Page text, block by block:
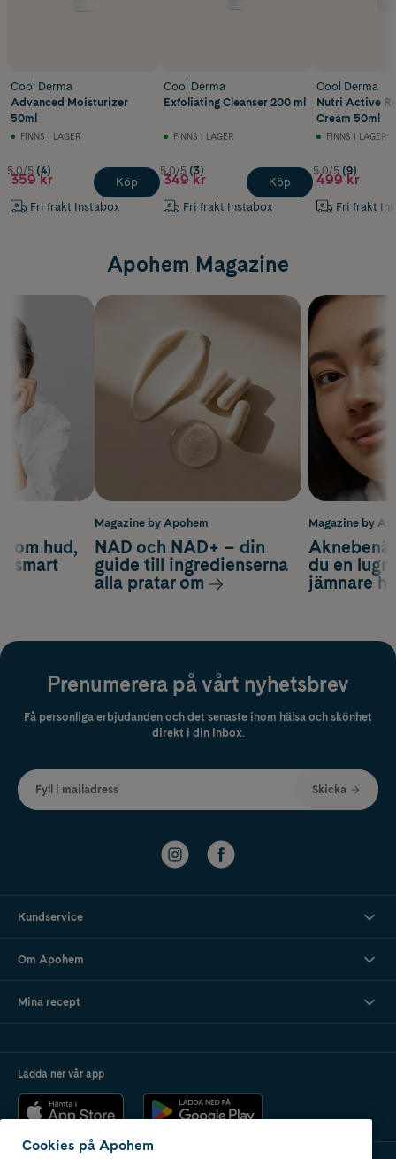
Cool Derma
Advanced Moisturizer
50ml
FINNS I LAGER
5.0/5 (4)
359 kr
Fri frakt Instabox
Köp
Cool Derma
Exfoliating Cleanser 200 ml
FINNS I LAGER
5.0/5 (3)
349 kr
Fri frakt Instabox
Köp
Cool Derma
Nutri Active
Cream 50ml
FINNS I LAGER
5.0/5 (9)
499 kr
Fri frakt
Apohem Magazine
Magazine by
du en
jämnare
om hud,
smart
Magazine by Apohem
NAD och NAD+ – din
guide till ingredienserna
alla pratar om
Prenumerera på vårt nyhetsbrev
Få personliga erbjudanden och det senaste inom hälsa och skönhet
direkt i din inbox.
Fyll i mailadress Skicka
Kundservice
Om Apohem
Mina recept
Ladda ner vår app
Cookies på Apohem